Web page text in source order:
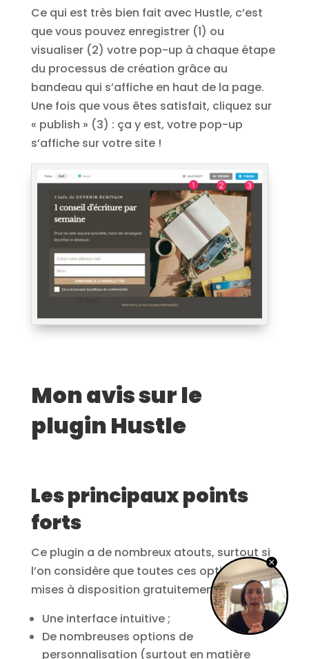
Ce qui est très bien fait avec Hustle, c’est
que vous pouvez enregistrer (1) ou
visualiser (2) votre pop-up à chaque étape
du processus de création grâce au
bandeau qui s’affiche en haut de la page.
Une fois que vous êtes satisfait, cliquez sur
« publish » (3) : ça y est, votre pop-up
s’affiche sur votre site !
Mon avis sur le
plugin Hustle
Les principaux points
forts
Ce plugin a de nombreux atouts, surtout si
l’on considère que toutes ces options sont
mises à disposition gratuitement :
Une interface intuitive ;
De nombreuses options de
personnalisation (surtout en matière